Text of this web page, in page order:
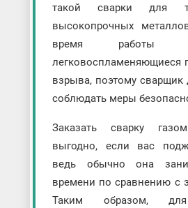
такой сварки для
высокопрочных
время работы
легковоспламеняющиеся
взрыва, поэтому сварщик
соблюдать меры
Заказать сварку
выгодно, если вас
ведь обычно она
времени по сравнению с
Таким образом,